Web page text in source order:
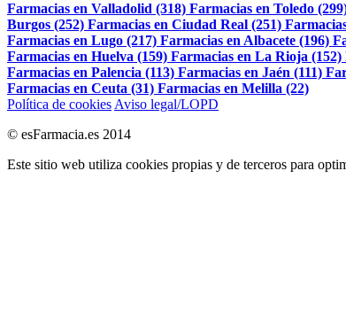
Farmacias en Valladolid (318) Farmacias en Toledo
Burgos (252) Farmacias en Ciudad Real (251)
Farmacias en Lugo (217) Farmacias en Albacete (196)
Farmacias en Huelva (159) Farmacias en La Rioja (152)
Farmacias en Palencia (113) Farmacias en Jaén (111)
Farmacias en Ceuta (31) Farmacias en Melilla (22)
Política de cookies Aviso legal/LOPD
© esFarmacia.es 2014
Este sitio web utiliza cookies propias y de terceros para